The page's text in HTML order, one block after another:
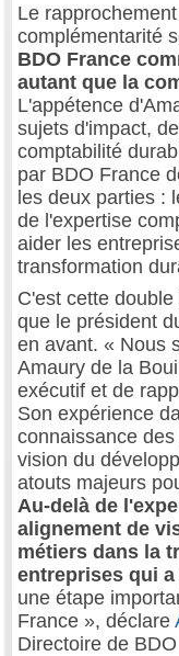
Le
complémentarité
BDO France
autant que la
L'appétence
sujets d'impact,
comptabilité
par BDO France
les deux parties :
de l'expertise
aider les
transformation
C'est cette
que le président
en avant. « Nous
Amaury de la
exécutif et de
Son expérience
connaissance
vision du
atouts majeurs
Au-delà de
alignement de
métiers dans la
entreprises qui
une étape
France », déclare
Directoire de